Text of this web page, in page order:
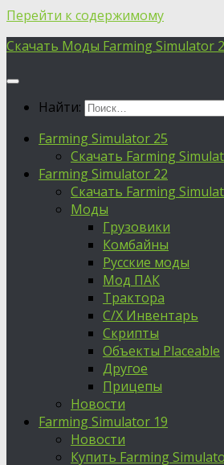
Перейти к содержимому
Скачать Моды Farming Simulator
Найти:
Farming Simulator 25
Скачать Farming
Farming Simulator 22
Скачать Farming
Моды
Грузовики
Комбайны
Русские моды
Мод ПАК
Трактора
С/Х Инвентарь
Скрипты
Объекты Placeable
Другое
Прицепы
Новости
Farming Simulator 19
Новости
Купить Farming